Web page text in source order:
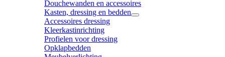
Douchewanden en accessoires
Kasten, dressing en bedden
Accessoires dressing
Kleerkastinrichting
Profielen voor dressing
Opklapbedden